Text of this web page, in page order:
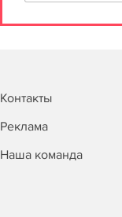
Контакты
Реклама
Наша команда